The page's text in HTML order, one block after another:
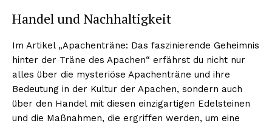
Handel und Nachhaltigkeit
Im Artikel „Apachenträne: Das faszinierende Geheimnis
hinter der Träne des Apachen“ erfährst du nicht nur
alles über die mysteriöse Apachenträne und ihre
Bedeutung in der Kultur der Apachen, sondern auch
über den Handel mit diesen einzigartigen Edelsteinen
und die Maßnahmen, die ergriffen werden, um eine